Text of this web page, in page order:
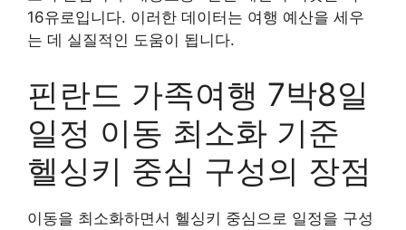
16유로입니다. 이러한 데이터는 여행 예산을 세우
는 데 실질적인 도움이 됩니다.
핀란드 가족여행 7박8일
일정 이동 최소화 기준
헬싱키 중심 구성의 장점
이동을 최소화하면서 헬싱키 중심으로 일정을 구성